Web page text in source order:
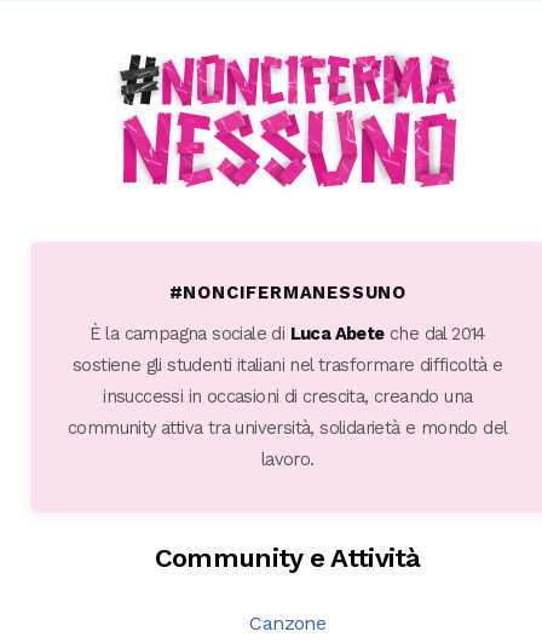
#NONCIFERMANESSUNO
È la campagna sociale di Luca Abeteche dal 2014
sostiene gli studenti italiani nel trasformare difficoltà e
insuccessi in occasioni di crescita, creando una
community attiva tra università, solidarietà e mondo del
lavoro.
Community e Attività
Canzone